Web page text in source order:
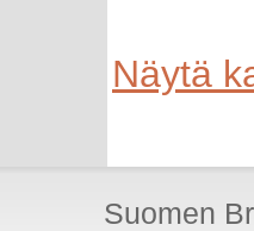
Näytä
Suomen